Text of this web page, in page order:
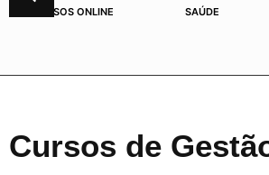
CURSOS ONLINE SAÚDE
Cursos de